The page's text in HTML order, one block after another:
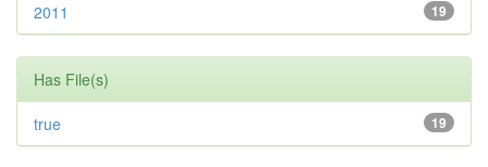
19
2011
Has File(s)
19
true